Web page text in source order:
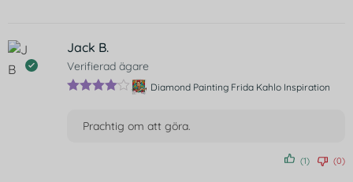
Jack B.
Verifierad ägare
Diamond Painting Frida Kahlo Inspiration
Prachtig om att göra.
(1) (0)